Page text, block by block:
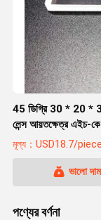
45 ডিগ্রি 30 * 20 * 3
লেন্স আয়তক্ষেত্র এইচ-কে
মূল্য：USD18.7/piece
ভালো দাম
পণ্যের বর্ণনা